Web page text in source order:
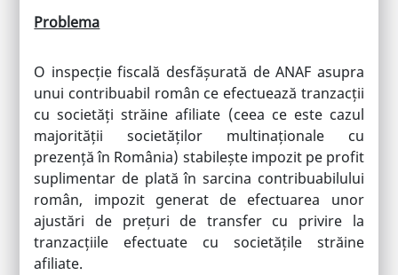
Problema
O inspecție fiscală desfășurată de ANAF asupra
unui contribuabil român ce efectuează tranzacții
cu societăți străine afiliate (ceea ce este cazul
majorității societăților multinaționale cu
prezență în România) stabilește impozit pe profit
suplimentar de plată în sarcina contribuabilului
român, impozit generat de efectuarea unor
ajustări de prețuri de transfer cu privire la
tranzacțiile efectuate cu societățile străine
afiliate.